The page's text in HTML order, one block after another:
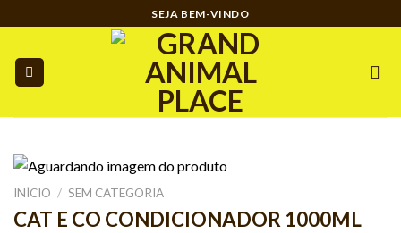
para
conteúdo
SEJA BEM-VINDO
INÍCIO / SEM CATEGORIA
CAT E CO CONDICIONADOR 1000ML